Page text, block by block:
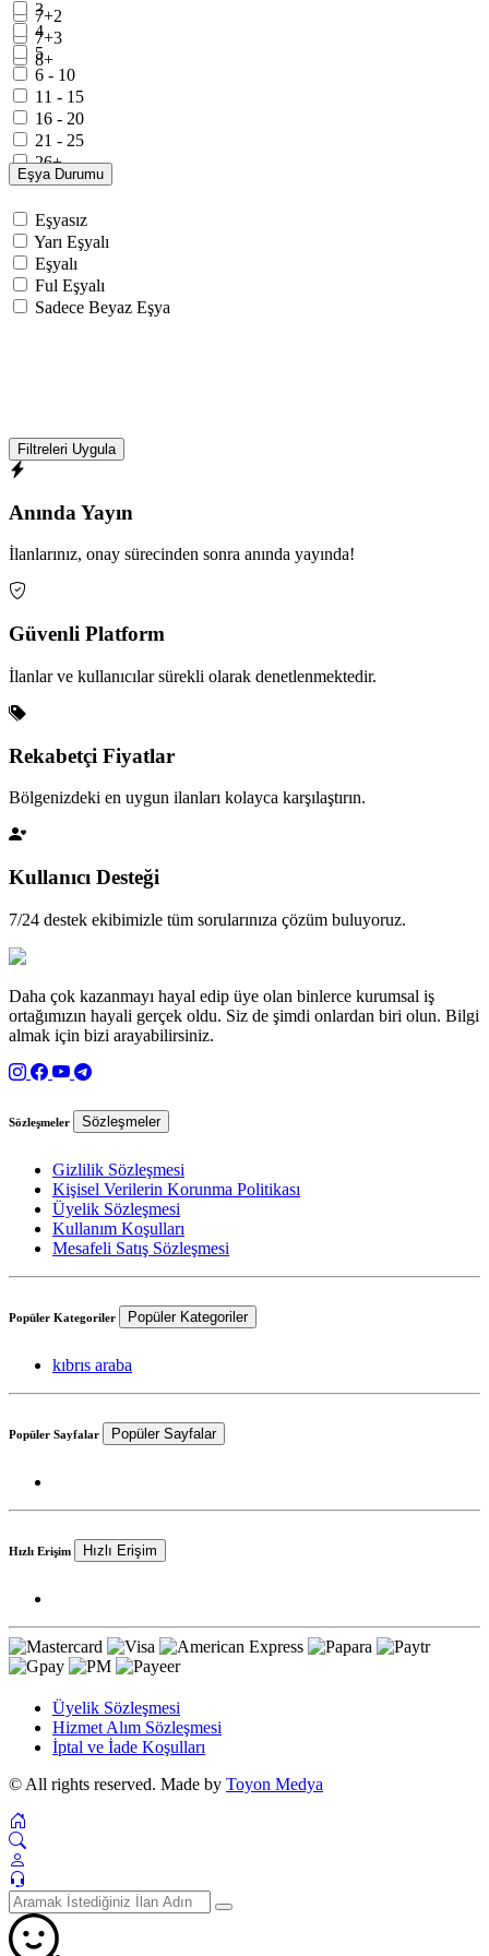
7+2
7+3
8+
3
4
5
6 - 10
11 - 15
16 - 20
21 - 25
26+
Eşya Durumu
Eşyasız
Yarı Eşyalı
Eşyalı
Ful Eşyalı
Sadece Beyaz Eşya
Filtreleri Uygula
Anında Yayın
İlanlarınız, onay sürecinden sonra anında yayında!
Güvenli Platform
İlanlar ve kullanıcılar sürekli olarak denetlenmektedir.
Rekabetçi Fiyatlar
Bölgenizdeki en uygun ilanları kolayca karşılaştırın.
Kullanıcı Desteği
7/24 destek ekibimizle tüm sorularınıza çözüm buluyoruz.
Daha çok kazanmayı hayal edip üye olan binlerce kurumsal iş
ortağımızın hayali gerçek oldu. Siz de şimdi onlardan biri olun. Bilgi
almak için bizi arayabilirsiniz.
Sözleşmeler Sözleşmeler
Gizlilik Sözleşmesi
Kişisel Verilerin Korunma Politikası
Üyelik Sözleşmesi
Kullanım Koşulları
Mesafeli Satış Sözleşmesi
Popüler Kategoriler Popüler Kategoriler
kıbrıs araba
Popüler Sayfalar Popüler Sayfalar
Hızlı Erişim Hızlı Erişim
Üyelik Sözleşmesi
Hizmet Alım Sözleşmesi
İptal ve İade Koşulları
© All rights reserved. Made by Toyon Medya